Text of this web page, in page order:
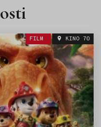
FILM KINO 70